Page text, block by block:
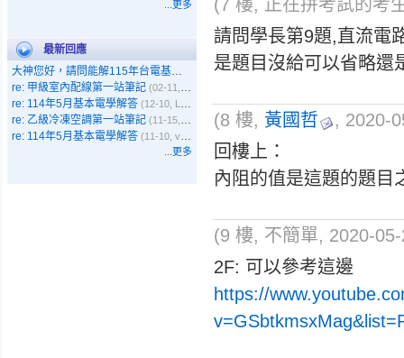
...更多
最新回應
大神您好，請問能解115年台電基本電學嗎
(05-11, Gary)
re: 甲級室內配線第一站筆記 (02-11, 呵呵)
re: 114年5月基本電學解答 (12-10, Leo)
re: 乙級冷凍空調第一站筆記 (11-15, Emma)
re: 114年5月基本電學解答 (11-10, vbyer)
...更多
(7 樓, 正在拼考試的考
請問學長第9題,直流電
是題目沒給可以省略還
(8 樓, 黃國哲
, 2020-
回樓上：
內阻的值是這題的題目
(9 樓, 不簡單, 2020-
2F: 可以參考這邊
https://